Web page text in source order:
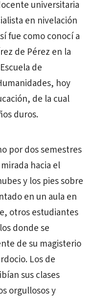
universitaria
en nivelación
fue como conocí a
de Pérez en la
de
hoy
de la cual
duros.
por dos semestres
hacia el
y los pies sobre
en un aula en
otros estudiantes
donde se
de su magisterio
Los de
sus clases
orgullosos y